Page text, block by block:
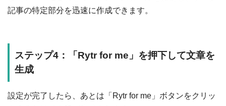
記事の特定部分を迅速に作成できます。
ステップ4：「Rytr for me」を押下して文章を
生成
設定が完了したら、あとは「Rytr for me」ボタンをクリッ